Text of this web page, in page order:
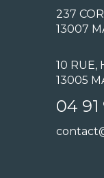
237
13007
10 RUE,
13005
04 91